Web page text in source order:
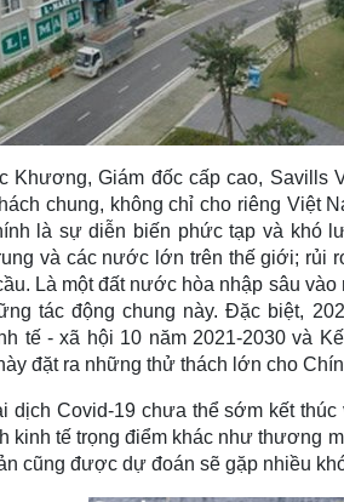
Khương, Giám đốc cấp cao, Savills
chung, không chỉ cho riêng Việt
là sự diễn biến phức tạp và khó
và các nước lớn trên thế giới; rủi
Là một đất nước hòa nhập sâu
tác động chung này. Đặc biệt,
tế - xã hội 10 năm 2021-2030 và
đặt ra những thử thách lớn cho
dịch Covid-19 chưa thể sớm kết
kinh tế trọng điểm khác như thương
cũng được dự đoán sẽ gặp nhiều